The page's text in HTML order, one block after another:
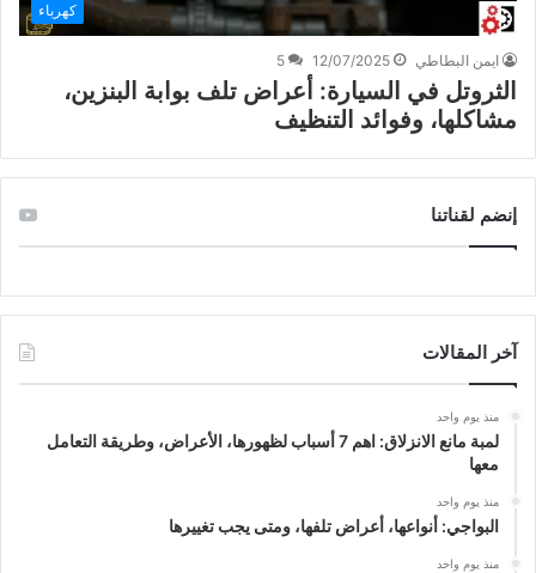
كهرباء
ايمن البطاطي 12/07/2025
5
الثروتل في السيارة: أعراض تلف بوابة البنزين،
مشاكلها، وفوائد التنظيف
إنضم لقناتنا
آخر المقالات
منذ يوم واحد
لمبة مانع الانزلاق: اهم 7 أسباب لظهورها، الأعراض، وطريقة التعامل
معها
منذ يوم واحد
البواجي: أنواعها، أعراض تلفها، ومتى يجب تغييرها
منذ يوم واحد